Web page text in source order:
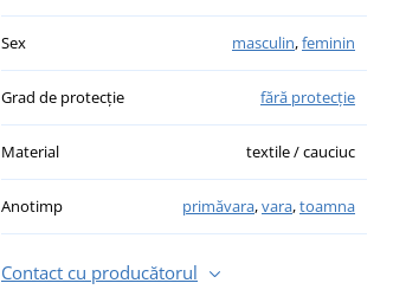
Sex masculin,feminin
Grad de protecție fără protecție
Material textile / cauciuc
Anotimp primăvara,vara,toamna
Contact cu producătorul